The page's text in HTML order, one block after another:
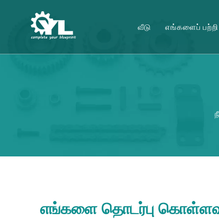
வீடு எங்களைப் பற்றி
எங்களை தொடர்பு